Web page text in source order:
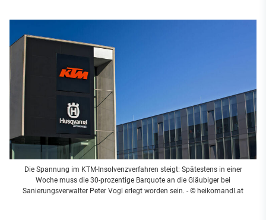
Die Spannung im KTM-Insolvenzverfahren steigt: Spätestens in einer
Woche muss die 30-prozentige Barquote an die Gläubiger bei
Sanierungsverwalter Peter Vogl erlegt worden sein. - © heikomandl.at